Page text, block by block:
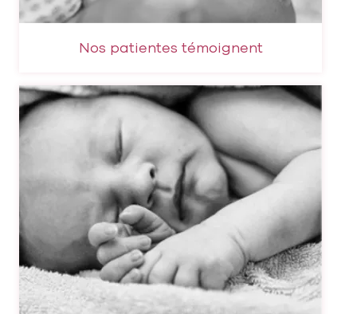
Nos patientes témoignent